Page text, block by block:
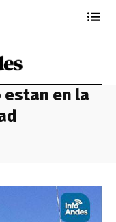
estan en la